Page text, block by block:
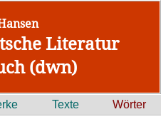
Literatur
(dwn)
Texte Wörter